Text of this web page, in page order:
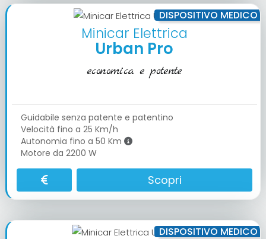
DISPOSITIVO MEDICO
Minicar Elettrica
Urban Pro
economica e potente
Guidabile senza patente e patentino
Velocità fino a 25 Km/h
Autonomia fino a 50 Km
Motore da 2200 W
Scopri
DISPOSITIVO MEDICO